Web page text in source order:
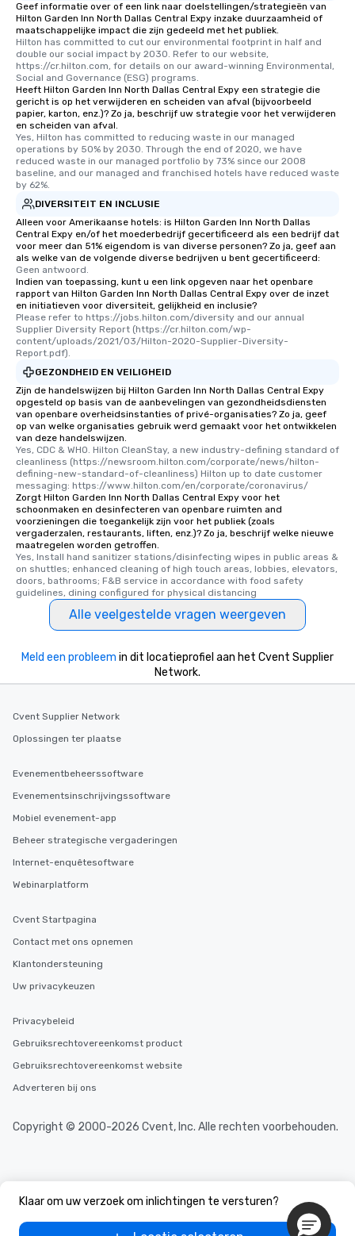
Geef informatie over of een link naar doelstellingen/strategieën van
Hilton Garden Inn North Dallas Central Expy inzake duurzaamheid of
maatschappelijke impact die zijn gedeeld met het publiek.
Hilton has committed to cut our environmental footprint in half and
double our social impact by 2030. Refer to our website,
https://cr.hilton.com, for details on our award-winning Environmental,
Social and Governance (ESG) programs.
Heeft Hilton Garden Inn North Dallas Central Expy een strategie die
gericht is op het verwijderen en scheiden van afval (bijvoorbeeld
papier, karton, enz.)? Zo ja, beschrijf uw strategie voor het verwijderen
en scheiden van afval.
Yes, Hilton has committed to reducing waste in our managed
operations by 50% by 2030. Through the end of 2020, we have
reduced waste in our managed portfolio by 73% since our 2008
baseline, and our managed and franchised hotels have reduced waste
by 62%.
DIVERSITEIT EN INCLUSIE
Alleen voor Amerikaanse hotels: is Hilton Garden Inn North Dallas
Central Expy en/of het moederbedrijf gecertificeerd als een bedrijf dat
voor meer dan 51% eigendom is van diverse personen? Zo ja, geef aan
als welke van de volgende diverse bedrijven u bent gecertificeerd:
Geen antwoord.
Indien van toepassing, kunt u een link opgeven naar het openbare
rapport van Hilton Garden Inn North Dallas Central Expy over de inzet
en initiatieven voor diversiteit, gelijkheid en inclusie?
Please refer to https://jobs.hilton.com/diversity and our annual
Supplier Diversity Report (https://cr.hilton.com/wp-
content/uploads/2021/03/Hilton-2020-Supplier-Diversity-
Report.pdf).
GEZONDHEID EN VEILIGHEID
Zijn de handelswijzen bij Hilton Garden Inn North Dallas Central Expy
opgesteld op basis van de aanbevelingen van gezondheidsdiensten
van openbare overheidsinstanties of privé-organisaties? Zo ja, geef
op van welke organisaties gebruik werd gemaakt voor het ontwikkelen
van deze handelswijzen.
Yes, CDC & WHO. Hilton CleanStay, a new industry-defining standard of
cleanliness (https://newsroom.hilton.com/corporate/news/hilton-
defining-new-standard-of-cleanliness) Hilton up to date customer
messaging: https://www.hilton.com/en/corporate/coronavirus/
Zorgt Hilton Garden Inn North Dallas Central Expy voor het
schoonmaken en desinfecteren van openbare ruimten and
voorzieningen die toegankelijk zijn voor het publiek (zoals
vergaderzalen, restaurants, liften, enz.)? Zo ja, beschrijf welke nieuwe
maatregelen worden getroffen.
Yes, Install hand sanitizer stations/disinfecting wipes in public areas &
on shuttles; enhanced cleaning of high touch areas, lobbies, elevators,
doors, bathrooms; F&B service in accordance with food safety
guidelines, dining configured for physical distancing
Alle veelgestelde vragen weergeven
Klaar om uw verzoek om inlichtingen te versturen?
Meld een probleem in dit locatieprofiel aan het Cvent Supplier
Network.
Cvent Supplier Network
Oplossingen ter plaatse
Evenementbeheerssoftware
Evenementsinschrijvingssoftware
Mobiel evenement-app
Beheer strategische vergaderingen
Internet-enquêtesoftware
Webinarplatform
Cvent Startpagina
Contact met ons opnemen
Klantondersteuning
Uw privacykeuzen
Privacybeleid
Gebruiksrechtovereenkomst product
Gebruiksrechtovereenkomst website
Adverteren bij ons
Copyright © 2000-2026 Cvent, Inc. Alle rechten voorbehouden.